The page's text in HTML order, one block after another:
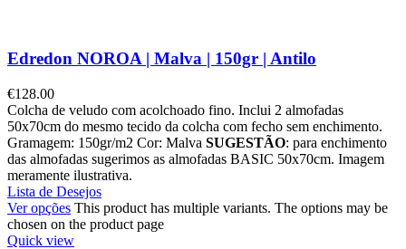
Edredon NOROA | Malva | 150gr | Antilo
€128.00
Colcha de veludo com acolchoado fino. Inclui 2 almofadas
50x70cm do mesmo tecido da colcha com fecho sem enchimento.
Gramagem: 150gr/m2 Cor: Malva SUGESTÃO: para enchimento
das almofadas sugerimos as almofadas BASIC 50x70cm. Imagem
meramente ilustrativa.
Lista de Desejos
Ver opções This product has multiple variants. The options may be
chosen on the product page
Quick view